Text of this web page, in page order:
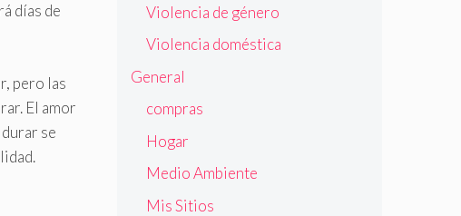
días de
pero las
El amor
se
Violencia de género
Violencia doméstica
General
compras
Hogar
Medio Ambiente
Mis Sitios